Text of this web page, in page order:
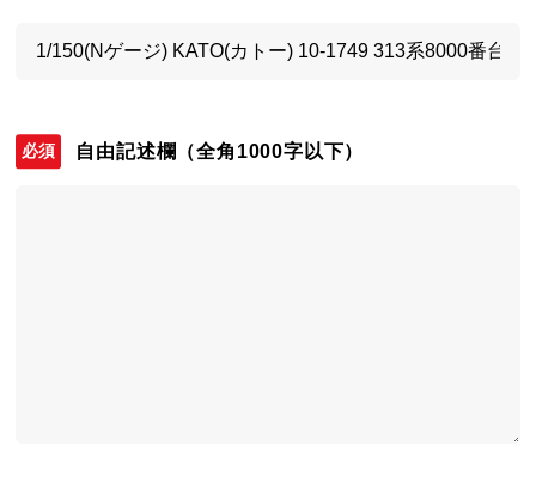
自由記述欄 （全角1000字以下）